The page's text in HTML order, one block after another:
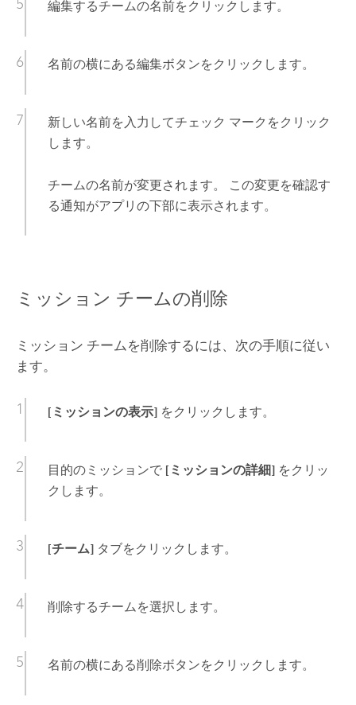
編集するチームの名前をクリックします。
名前の横にある編集ボタンをクリックします。
新しい名前を入力してチェック マークをクリック
します。
チームの名前が変更されます。 この変更を確認す
る通知がアプリの下部に表示されます。
ミッション チームの削除
ミッション チームを削除するには、次の手順に従い
ます。
[ミッションの表示]をクリックします。
目的のミッションで [ミッションの詳細]をクリッ
クします。
[チーム]タブをクリックします。
削除するチームを選択します。
名前の横にある削除ボタンをクリックします。